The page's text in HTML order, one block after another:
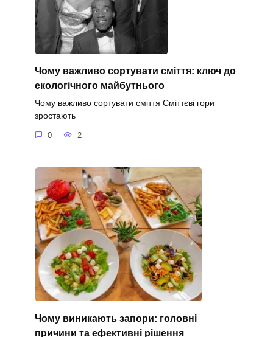
Чому важливо сортувати сміття: ключ до
екологічного майбутнього
Чому важливо сортувати сміття Сміттєві гори
зростають
0 2
Чому виникають запори: головні
причини та ефективні рішення